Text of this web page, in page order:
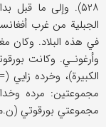
الجبلية من غرب
في هذه البلاد. وكان
وأرغونـي. وكانت
الكبيرة)، وخرده زايي
مجموعتين: مرده
مجموعتي بورقوتي (ن.م، ۵۲۹-